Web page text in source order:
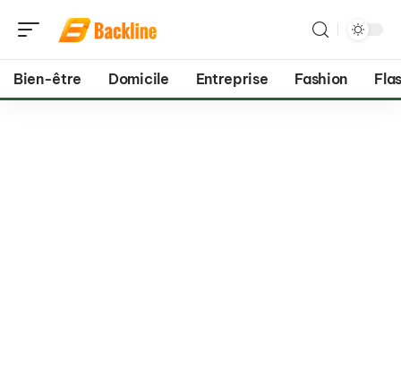
Bien-être Domicile Entreprise Fashion